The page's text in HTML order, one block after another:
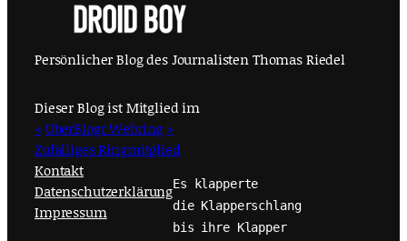
Persönlicher Blog des Journalisten Thomas Riedel
Dieser Blog ist Mitglied im
< UberBlogr Webring >
Zufälliges Ringmitglied
Kontakt
Datenschutzerklärung
Impressum
Es klapperte
die Klapperschlang
bis ihre Klapper